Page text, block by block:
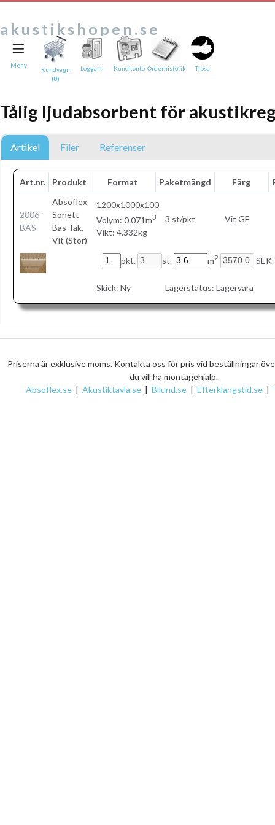
akustikshopen.se
Tålig ljudabsorbent för
Artikel Filer Referenser
Art.nr. Produkt Format Paketmängd Färg
2006-
BAS
Absoflex
Sonett
Bas Tak,
Vit (Stor)
1200x1000x100
Volym: 0.071m3
Vikt: 4.332kg
3 st/pkt Vit GF
pkt. st. m2 SEK.
Skick: Ny Lagerstatus: Lagervara
≡
Meny
Kundvagn
(0)
Logga in Kundkonto Orderhistorik Tipsa
Priserna är exklusive moms. Kontakta oss för pris vid beställningar
du vill ha montagehjälp.
Absoflex.se | Akustiktavla.se | Bllund.se | Efterklangstid.se |
Tipsa en vän:
e-post*
Text
Direktlänk till denna sida